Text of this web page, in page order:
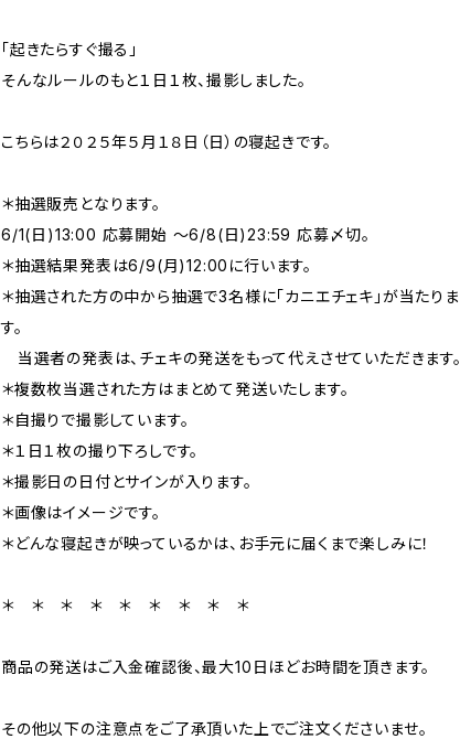
「起きたらすぐ撮る」
そんなルールのもと１日１枚、撮影しました。
こちらは２０２５年５月１８日（日）の寝起きです。
＊抽選販売となります。
6/1(日)13:00 応募開始 〜6/8(日)23:59 応募〆切。
＊抽選結果発表は6/9(月)12:00に行います。
＊抽選された方の中から抽選で3名様に「カニエチェキ」が当たりま
す。
当選者の発表は、チェキの発送をもって代えさせていただきます。
＊複数枚当選された方はまとめて発送いたします。
＊自撮りで撮影しています。
＊１日１枚の撮り下ろしです。
＊撮影日の日付とサインが入ります。
＊画像はイメージです。
＊どんな寝起きが映っているかは、お手元に届くまで楽しみに！
＊ ＊ ＊ ＊ ＊ ＊ ＊ ＊ ＊
商品の発送はご入金確認後、最大10日ほどお時間を頂きます。
その他以下の注意点をご了承頂いた上でご注文くださいませ。